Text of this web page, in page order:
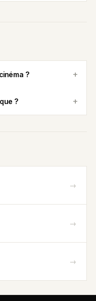
?
?
→
→
→